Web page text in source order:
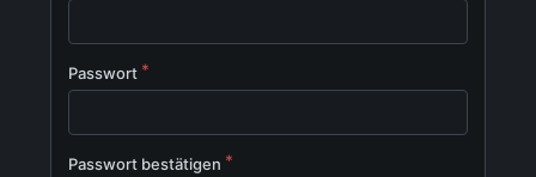
Passwort
Passwort bestätigen